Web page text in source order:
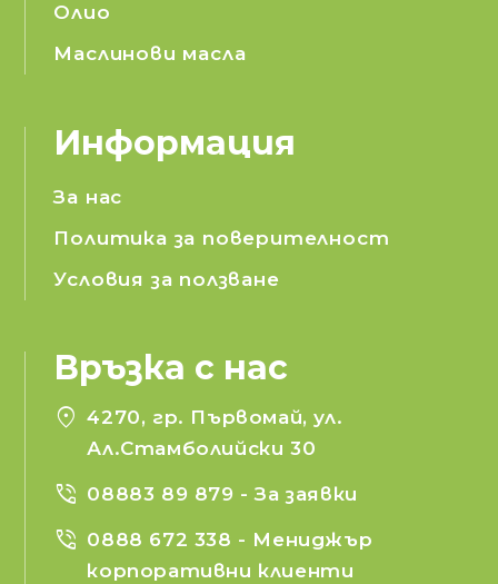
Олио
Маслинови масла
Информация
За нас
Политика за поверителност
Условия за ползване
Връзка с нас
location_on 4270, гр. Първомай, ул.
Ал.Стамболийски 30
phone_in_talk 08883 89 879 - За заявки
phone_in_talk 0888 672 338 - Мениджър
корпоративни клиенти